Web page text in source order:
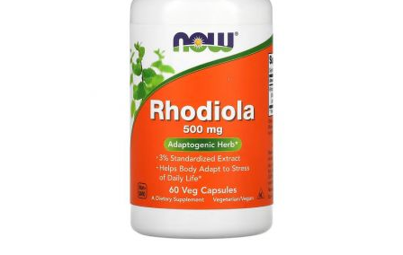
behandeling bij de EFSA.